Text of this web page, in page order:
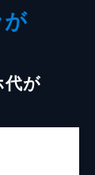
代が